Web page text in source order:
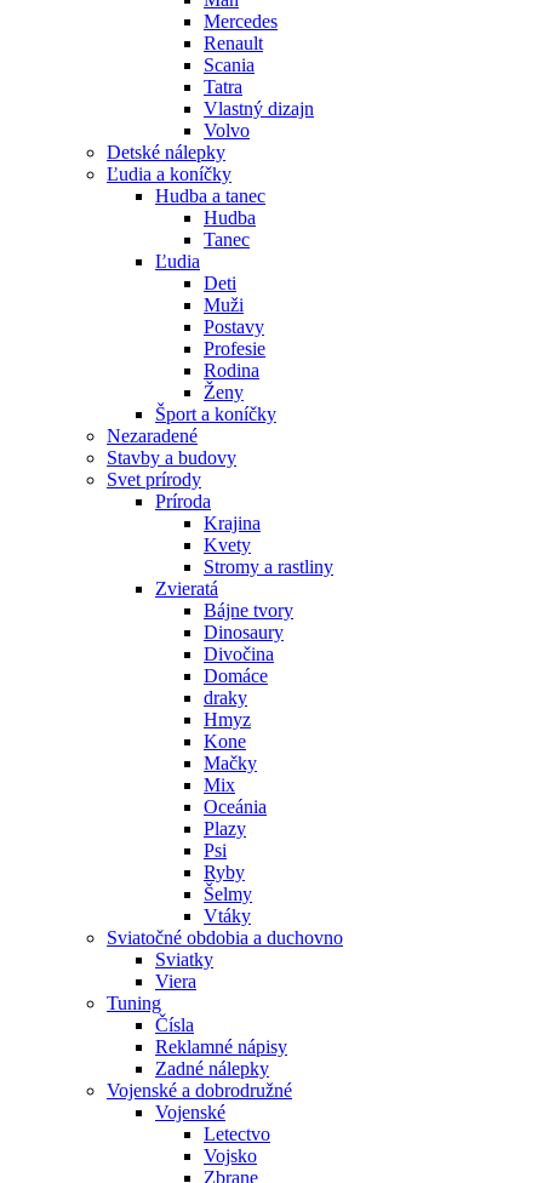
Mercedes
Renault
Scania
Tatra
Vlastný dizajn
Volvo
Detské nálepky
Ľudia a koníčky
Hudba a tanec
Hudba
Tanec
Ľudia
Deti
Muži
Postavy
Profesie
Rodina
Ženy
Šport a koníčky
Nezaradené
Stavby a budovy
Svet prírody
Príroda
Krajina
Kvety
Stromy a rastliny
Zvieratá
Bájne tvory
Dinosaury
Divočina
Domáce
draky
Hmyz
Kone
Mačky
Mix
Oceánia
Plazy
Psi
Ryby
Šelmy
Vtáky
Sviatočné obdobia a duchovno
Sviatky
Viera
Tuning
Čísla
Reklamné nápisy
Zadné nálepky
Vojenské a dobrodružné
Vojenské
Letectvo
Vojsko
Zbrane